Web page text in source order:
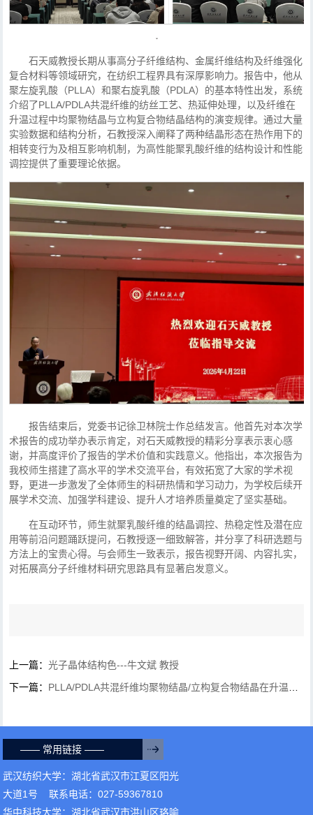
石天威教授长期从事高分子纤维结构、金属纤维结构及纤维强化
复合材料等领域研究，在纺织工程界具有深厚影响力。报告中，他从
聚左旋乳酸（PLLA）和聚右旋乳酸（PDLA）的基本特性出发，系统
介绍了PLLA/PDLA共混纤维的纺丝工艺、热延伸处理，以及纤维在
升温过程中均聚物结晶与立构复合物结晶结构的演变规律。通过大量
实验数据和结构分析，石教授深入阐释了两种结晶形态在热作用下的
相转变行为及相互影响机制，为高性能聚乳酸纤维的结构设计和性能
调控提供了重要理论依据。
报告结束后，党委书记徐卫林院士作总结发言。他首先对本次学
术报告的成功举办表示肯定，对石天威教授的精彩分享表示衷心感
谢，并高度评价了报告的学术价值和实践意义。他指出，本次报告为
我校师生搭建了高水平的学术交流平台，有效拓宽了大家的学术视
野，更进一步激发了全体师生的科研热情和学习动力，为学校后续开
展学术交流、加强学科建设、提升人才培养质量奠定了坚实基础。
在互动环节，师生就聚乳酸纤维的结晶调控、热稳定性及潜在应
用等前沿问题踊跃提问，石教授逐一细致解答，并分享了科研选题与
方法上的宝贵心得。与会师生一致表示，报告视野开阔、内容扎实，
对拓展高分子纤维材料研究思路具有显著启发意义。
上一篇：光子晶体结构色---牛文斌 教授
下一篇： PLLA/PDLA共混纤维均聚物结晶/立构复合物结晶在升温过程中相转变行为的探讨---石天...
—— 常用链接 ——
武汉纺织大学：湖北省武汉市江夏区阳光
大道1号 联系电话：027-59367810
华中科技大学：湖北省武汉市洪山区珞喻